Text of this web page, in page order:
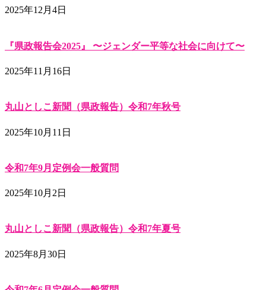
2025年12月4日
『県政報告会2025』 〜ジェンダー平等な社会に向けて〜
2025年11月16日
丸山としこ新聞（県政報告）令和7年秋号
2025年10月11日
令和7年9月定例会一般質問
2025年10月2日
丸山としこ新聞（県政報告）令和7年夏号
2025年8月30日